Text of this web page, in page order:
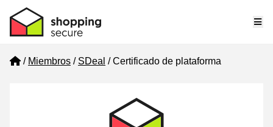
Home
Miembros SDeal Certificado de plataforma